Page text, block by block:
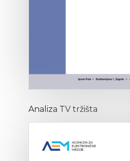
Analiza TV tržišta